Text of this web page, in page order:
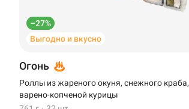
–27%
Выгодно и вкусно
Огонь
Роллы из жареного окуня, снежного краба,
варено-копченой курицы